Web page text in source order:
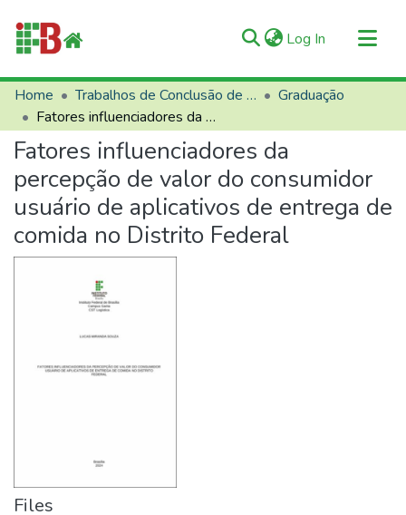
Log In (current)
Communities & Collections
All of RIIFB
Manuals and Terms
Statistics
About RIIFB
Help
Home Trabalhos de Conclusão de Curso (TCCs)
Graduação
Fatores influenciadores da percepção de valor do consumidor usuário de aplicativos de entrega de comida no Distrito Federal
Fatores influenciadores da
percepção de valor do consumidor
usuário de aplicativos de entrega de
comida no Distrito Federal
Files